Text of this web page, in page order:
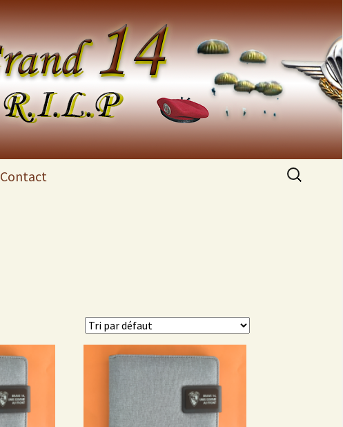
Contact Rechercher :